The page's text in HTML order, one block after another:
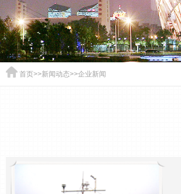
首页>>新闻动态>>企业新闻